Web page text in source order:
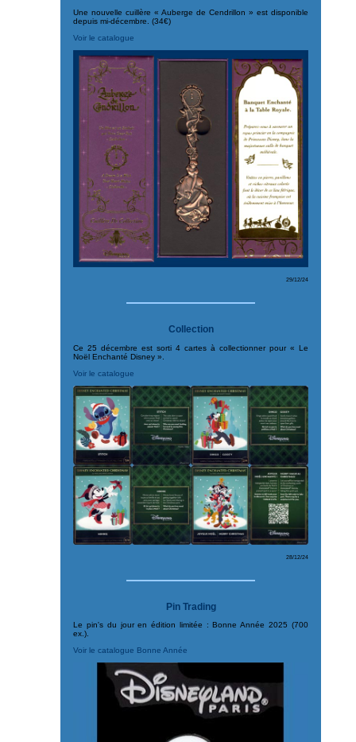
Une nouvelle cuillère « Auberge de Cendrillon » est disponible
depuis mi-décembre. (34€)
Voir le catalogue
29/12/24
Collection
Ce 25 décembre est sorti 4 cartes à collectionner pour « Le
Noël Enchanté Disney ».
Voir le catalogue
28/12/24
Pin Trading
Le pin's du jour en édition limitée : Bonne Année 2025 (700
ex.).
Voir le catalogue Bonne Année